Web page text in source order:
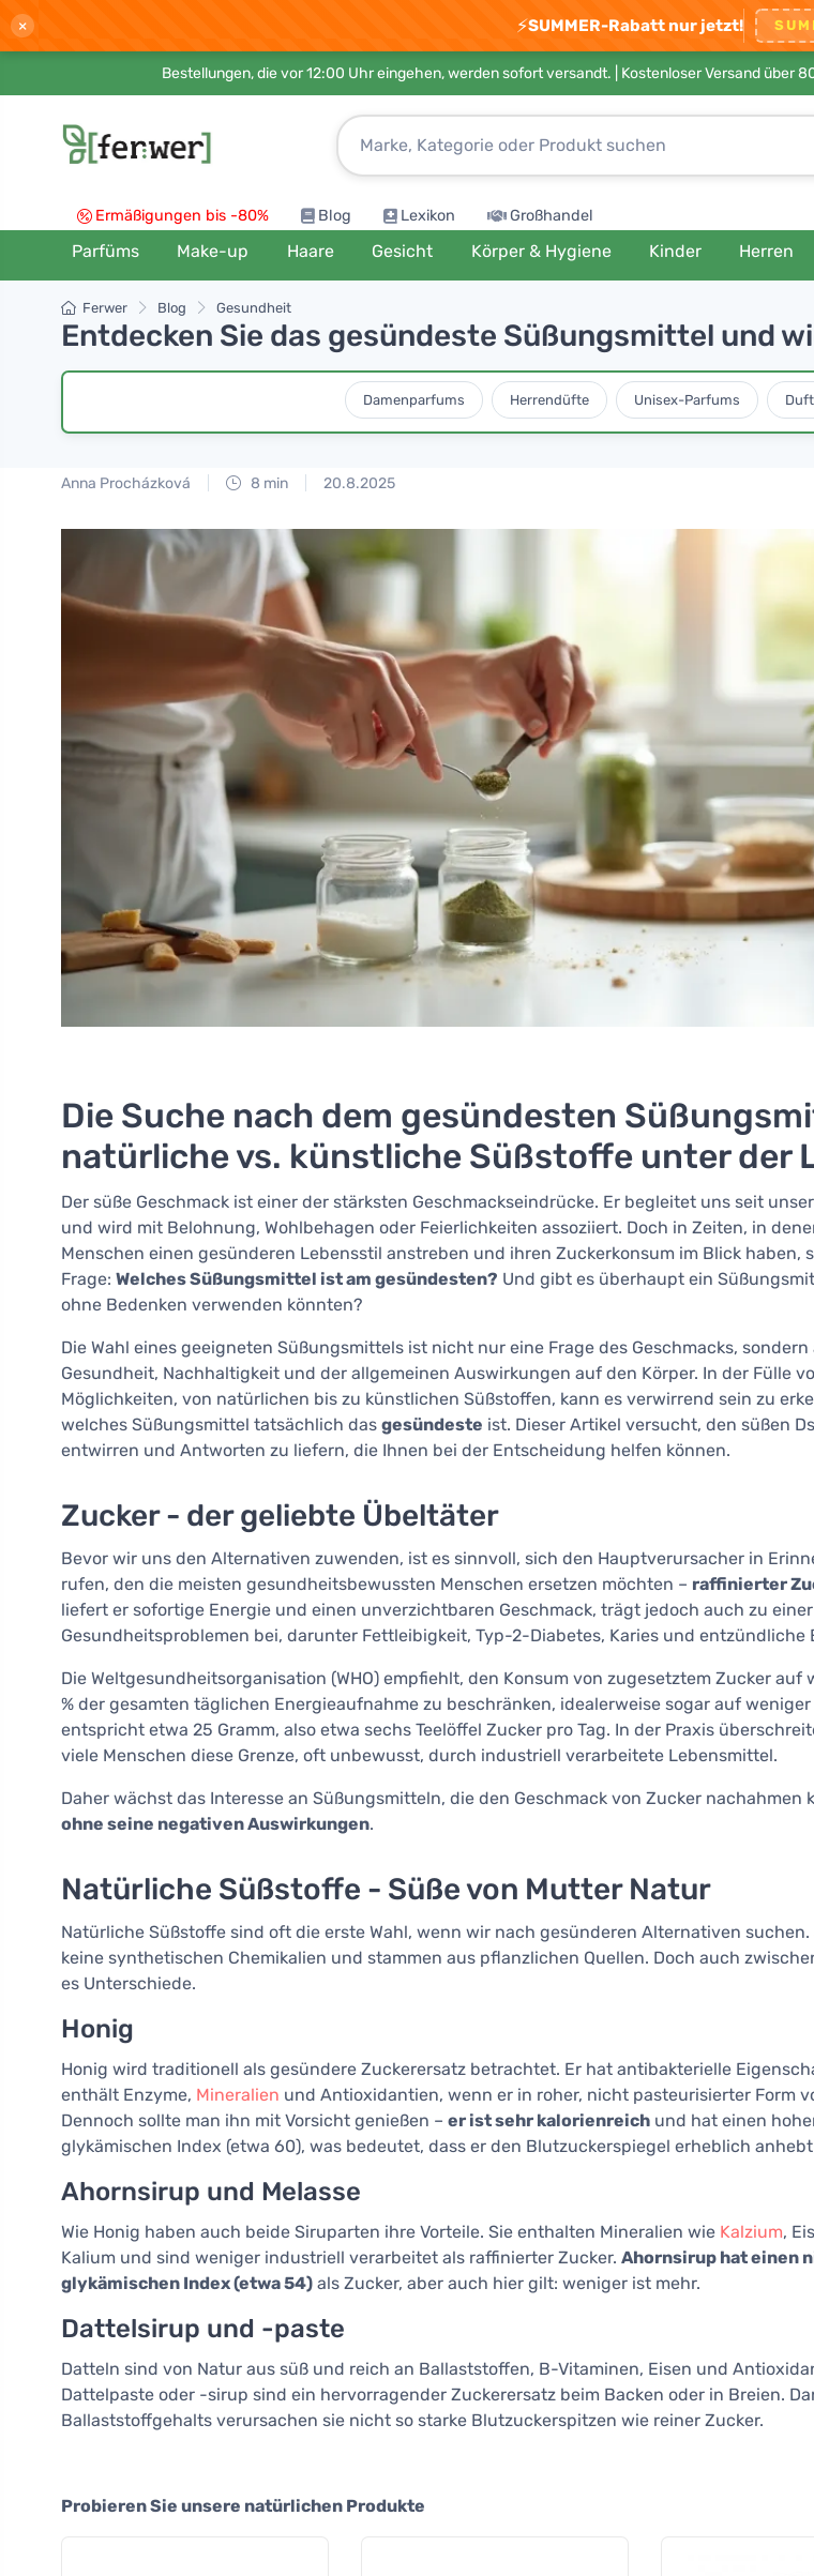
× ⚡SUMMER-Rabatt nur jetzt!
Bestellungen, die vor 12:00 Uhr eingehen, werden sofort versandt. | Kostenloser Versand über
Ermäßigungen bis -80% Blog Lexikon Großhandel
Parfüms Make-up Haare Gesicht Körper & Hygiene Kinder Herren
Ferwer Blog Gesundheit
Entdecken Sie das gesündeste Süßungsmittel und
Damenparfums Herrendüfte Unisex-Parfums
Anna Procházková 8 min 20.8.2025
Die Suche nach dem gesündesten
natürliche vs. künstliche Süßstoffe unter der
Der süße Geschmack ist einer der stärksten Geschmackseindrücke. Er begleitet uns seit
und wird mit Belohnung, Wohlbehagen oder Feierlichkeiten assoziiert. Doch in Zeiten, in
Menschen einen gesünderen Lebensstil anstreben und ihren Zuckerkonsum im Blick haben,
Frage: Welches Süßungsmittel ist am gesündesten? Und gibt es überhaupt ein
ohne Bedenken verwenden könnten?
Die Wahl eines geeigneten Süßungsmittels ist nicht nur eine Frage des Geschmacks,
Gesundheit, Nachhaltigkeit und der allgemeinen Auswirkungen auf den Körper. In der Fülle
Möglichkeiten, von natürlichen bis zu künstlichen Süßstoffen, kann es verwirrend sein zu
welches Süßungsmittel tatsächlich das gesündeste ist. Dieser Artikel versucht, den süßen
entwirren und Antworten zu liefern, die Ihnen bei der Entscheidung helfen können.
Zucker - der geliebte Übeltäter
Bevor wir uns den Alternativen zuwenden, ist es sinnvoll, sich den Hauptverursacher in
rufen, den die meisten gesundheitsbewussten Menschen ersetzen möchten – raffinierter
liefert er sofortige Energie und einen unverzichtbaren Geschmack, trägt jedoch auch zu einer
Gesundheitsproblemen bei, darunter Fettleibigkeit, Typ-2-Diabetes, Karies und entzündliche
Die Weltgesundheitsorganisation (WHO) empfiehlt, den Konsum von zugesetztem Zucker auf
% der gesamten täglichen Energieaufnahme zu beschränken, idealerweise sogar auf weniger
entspricht etwa 25 Gramm, also etwa sechs Teelöffel Zucker pro Tag. In der Praxis
viele Menschen diese Grenze, oft unbewusst, durch industriell verarbeitete Lebensmittel.
Daher wächst das Interesse an Süßungsmitteln, die den Geschmack von Zucker nachahmen
ohne seine negativen Auswirkungen.
Natürliche Süßstoffe - Süße von Mutter Natur
Natürliche Süßstoffe sind oft die erste Wahl, wenn wir nach gesünderen Alternativen
keine synthetischen Chemikalien und stammen aus pflanzlichen Quellen. Doch auch
es Unterschiede.
Honig
Honig wird traditionell als gesündere Zuckerersatz betrachtet. Er hat antibakterielle
enthält Enzyme, Mineralien und Antioxidantien, wenn er in roher, nicht pasteurisierter Form
Dennoch sollte man ihn mit Vorsicht genießen – er ist sehr kalorienreich und hat einen
glykämischen Index (etwa 60), was bedeutet, dass er den Blutzuckerspiegel erheblich
Ahornsirup und Melasse
Wie Honig haben auch beide Siruparten ihre Vorteile. Sie enthalten Mineralien wie Kalzium,
Kalium und sind weniger industriell verarbeitet als raffinierter Zucker. Ahornsirup hat einen
glykämischen Index (etwa 54) als Zucker, aber auch hier gilt: weniger ist mehr.
Dattelsirup und -paste
Datteln sind von Natur aus süß und reich an Ballaststoffen, B-Vitaminen, Eisen und
Dattelpaste oder -sirup sind ein hervorragender Zuckerersatz beim Backen oder in Breien.
Ballaststoffgehalts verursachen sie nicht so starke Blutzuckerspitzen wie reiner Zucker.
Probieren Sie unsere natürlichen Produkte